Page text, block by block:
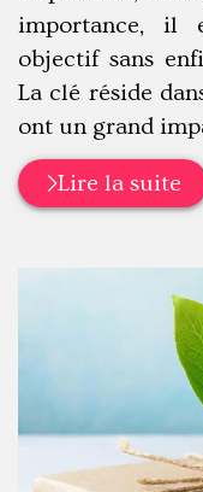
importance, il
objectif sans
La clé réside
ont un grand
Lire la suite